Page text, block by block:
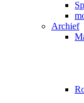
Archief